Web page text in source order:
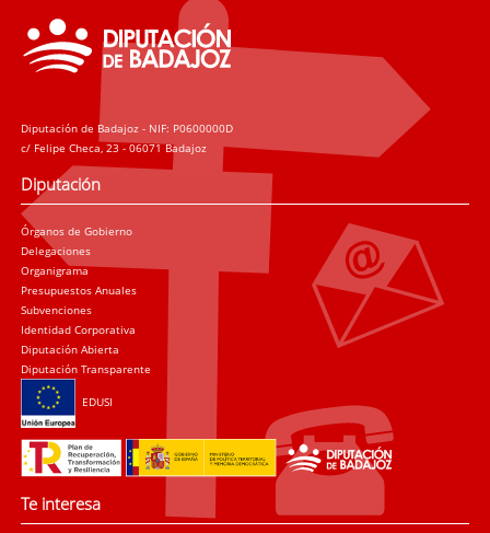
Diputación de Badajoz - NIF: P0600000D
c/ Felipe Checa, 23 - 06071 Badajoz
Diputación
Órganos de Gobierno
Delegaciones
Organigrama
Presupuestos Anuales
Subvenciones
Identidad Corporativa
Diputación Abierta
Diputación Transparente
EDUSI
Te interesa